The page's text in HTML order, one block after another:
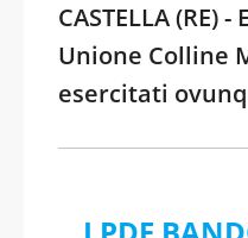
CASTELLA (RE)
Unione Colline
esercitati